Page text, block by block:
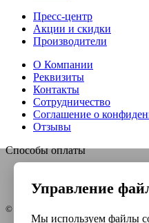
Управление
Мы используем файлы
Пресс-центр
Акции и скидки
Производители
О Компании
Реквизиты
Контакты
Сотрудничество
Соглашение о
Отзывы
Способы оплаты
© Интернет-магазин Евро-